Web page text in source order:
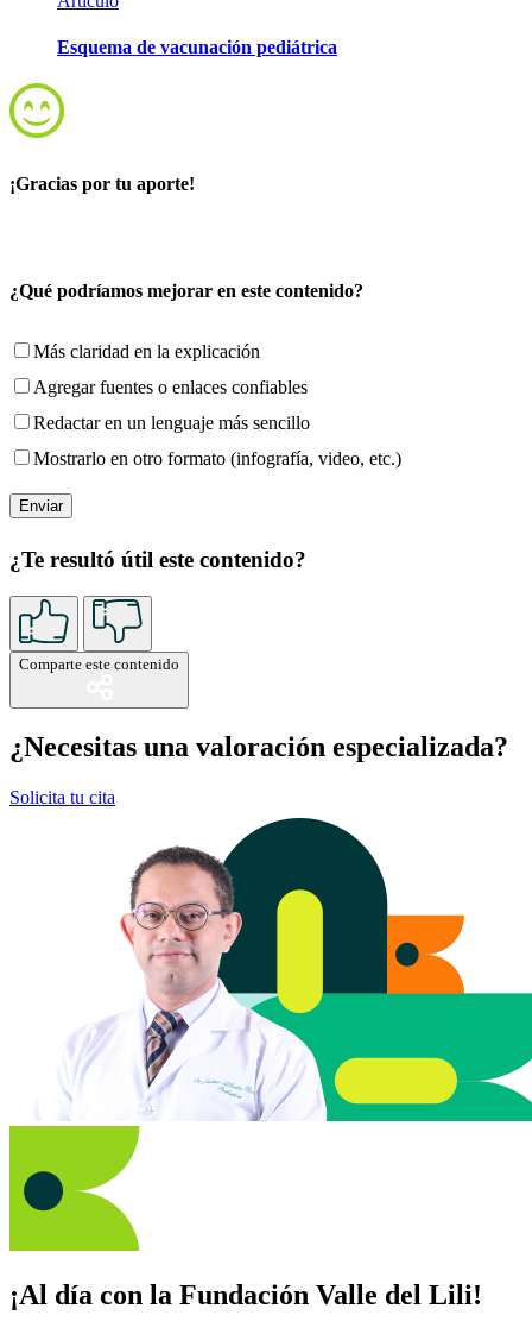
Esquema de vacunación pediátrica
¡Gracias por tu aporte!
¿Qué podríamos mejorar en este contenido?
Más claridad en la explicación
Agregar fuentes o enlaces confiables
Redactar en un lenguaje más sencillo
Mostrarlo en otro formato (infografía, video, etc.)
¿Te resultó útil este contenido?
Comparte este contenido
¿Necesitas una valoración especializada?
Solicita tu cita
¡Al día con la Fundación Valle del Lili!